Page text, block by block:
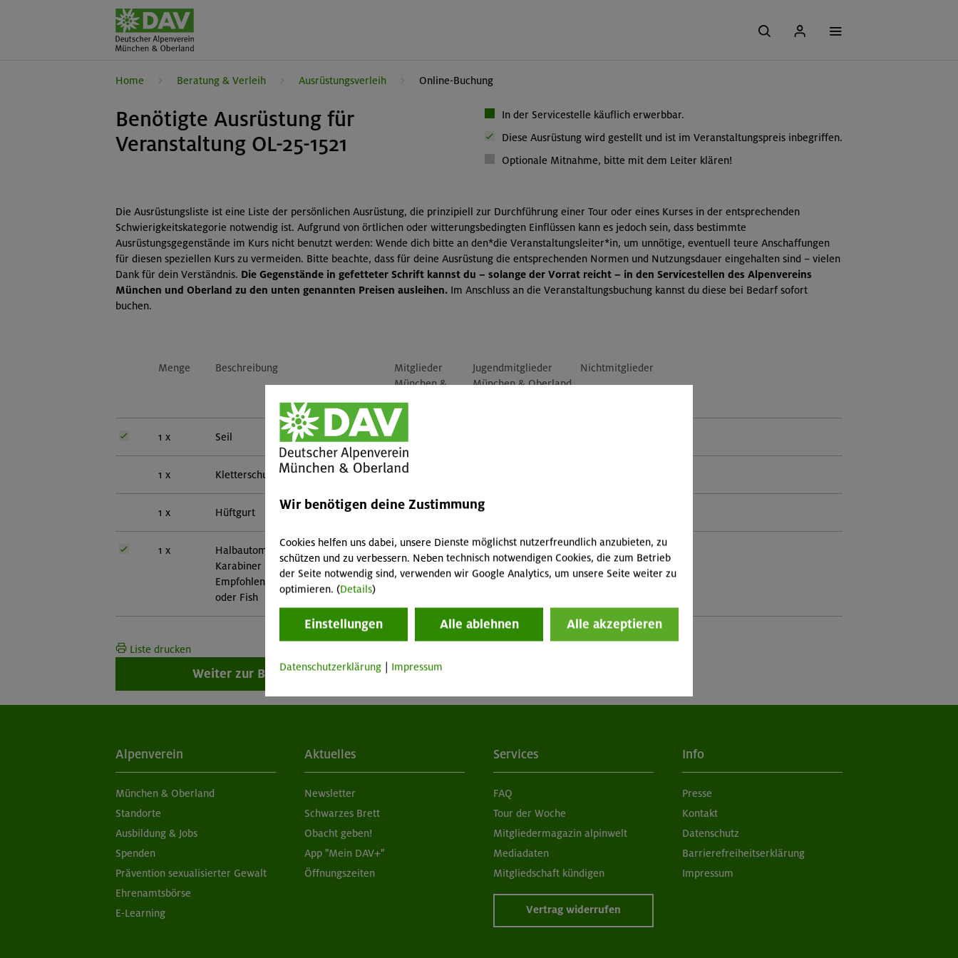
Home Beratung & Verleih Ausrüstungsverleih Online-Buchung
Benötigte Ausrüstung für
Veranstaltung OL-25-1521
In der Servicestelle käuflich erwerbbar.
Diese Ausrüstung wird gestellt und ist im Veranstaltungspreis inbegriffen.
Optionale Mitnahme, bitte mit dem Leiter klären!
Die Ausrüstungsliste ist eine Liste der persönlichen Ausrüstung, die prinzipiell zur Durchführung einer Tour oder eines Kurses in der entsprechenden
Schwierigkeitskategorie notwendig ist. Aufgrund von örtlichen oder witterungsbedingten Einflüssen kann es jedoch sein, dass bestimmte
Ausrüstungsgegenstände im Kurs nicht benutzt werden: Wende dich bitte an den*die Veranstaltungsleiter*in, um unnötige, eventuell teure Anschaffungen
für diesen speziellen Kurs zu vermeiden. Bitte beachte, dass für deine Ausrüstung die entsprechenden Normen und Nutzungsdauer eingehalten sind – vielen
Dank für dein Verständnis. Die Gegenstände in gefetteter Schrift kannst du – solange der Vorrat reicht – in den Servicestellen des Alpenvereins
München und Oberland zu den unten genannten Preisen ausleihen. Im Anschluss an die Veranstaltungsbuchung kannst du diese bei Bedarf sofort
buchen.
Menge Beschreibung
Mitglieder
München &
Oberland
Jugendmitglieder
München & Oberland
Nichtmitglieder
1 x Seil
1 x Kletterschuhe -
1 x Hüftgurt - -
1 x
Halbautomat mit zugehörigen
Karabiner
Empfohlen: Ergo Belay, Smart 2.0
oder Fish
- - -
Liste drucken
Weiter zur Buchung
Alpenverein
München & Oberland
Standorte
Ausbildung & Jobs
Spenden
Prävention sexualisierter Gewalt
Ehrenamtsbörse
E-Learning
Aktuelles
Newsletter
Schwarzes Brett
Obacht geben!
App "Mein DAV+"
Öffnungszeiten
Services
FAQ
Tour der Woche
Mitgliedermagazin alpinwelt
Mediadaten
Mitgliedschaft kündigen
Vertrag widerrufen
Info
Presse
Kontakt
Datenschutz
Barrierefreiheitserklärung
Impressum
Wir benötigen deine Zustimmung
Cookies helfen uns dabei, unsere Dienste möglichst nutzerfreundlich anzubieten, zu
schützen und zu verbessern. Neben technisch notwendigen Cookies, die zum Betrieb
der Seite notwendig sind, verwenden wir Google Analytics, um unsere Seite weiter zu
optimieren. (Details)
Einstellungen Alle ablehnen Alle akzeptieren
Datenschutzerklärung Impressum